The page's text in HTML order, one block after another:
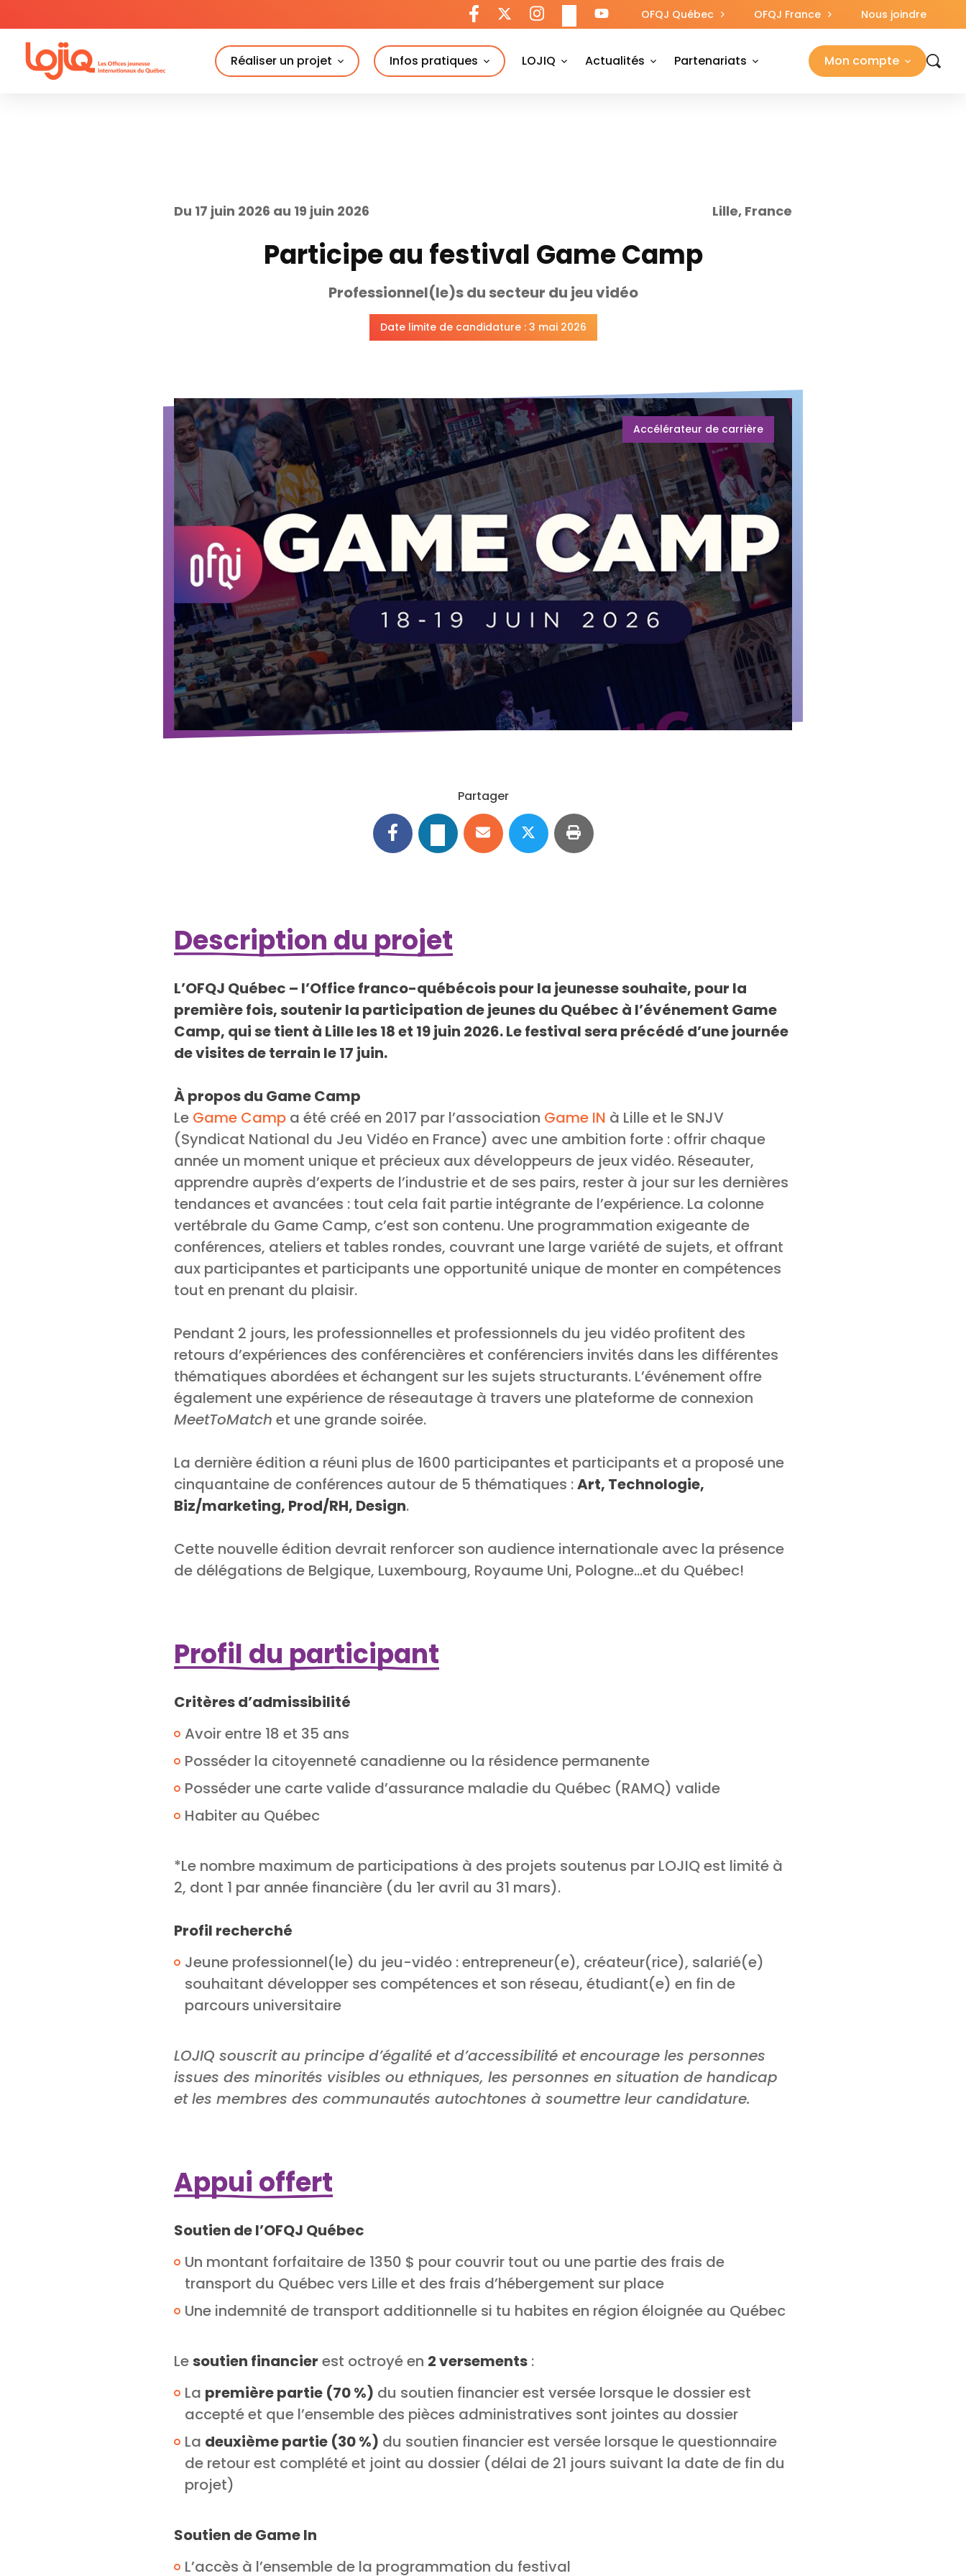
OFQJ Québec OFQJ France Nous joindre
Réaliser un projet Infos pratiques LOJIQ Actualités Partenariats Mon compte
to
content
Du 17 juin 2026 au 19 juin 2026 Lille, France
Participe au festival Game Camp
Professionnel(le)s du secteur du jeu vidéo
Date limite de candidature : 3 mai 2026
Accélérateur de carrière
Partager
Description du projet
L’OFQJ Québec – l’Office franco-québécois pour la jeunesse souhaite, pour la
première fois, soutenir la participation de jeunes du Québec à l’événement Game
Camp, qui se tient à Lille les 18 et 19 juin 2026. Le festival sera précédé d’une journée
de visites de terrain le 17 juin.
À propos du Game Camp
Le Game Camp a été créé en 2017 par l’association Game IN à Lille et le SNJV
(Syndicat National du Jeu Vidéo en France) avec une ambition forte : offrir chaque
année un moment unique et précieux aux développeurs de jeux vidéo. Réseauter,
apprendre auprès d’experts de l’industrie et de ses pairs, rester à jour sur les dernières
tendances et avancées : tout cela fait partie intégrante de l’expérience. La colonne
vertébrale du Game Camp, c’est son contenu. Une programmation exigeante de
conférences, ateliers et tables rondes, couvrant une large variété de sujets, et offrant
aux participantes et participants une opportunité unique de monter en compétences
tout en prenant du plaisir.
Pendant 2 jours, les professionnelles et professionnels du jeu vidéo profitent des
retours d’expériences des conférencières et conférenciers invités dans les différentes
thématiques abordées et échangent sur les sujets structurants. L’événement offre
également une expérience de réseautage à travers une plateforme de connexion
MeetToMatch et une grande soirée.
La dernière édition a réuni plus de 1600 participantes et participants et a proposé une
cinquantaine de conférences autour de 5 thématiques :Art, Technologie,
Biz/marketing, Prod/RH, Design.
Cette nouvelle édition devrait renforcer son audience internationale avec la présence
de délégations de Belgique, Luxembourg, Royaume Uni, Pologne…et du Québec!
Profil du participant
Critères d’admissibilité
Avoir entre 18 et 35 ans
Posséder la citoyenneté canadienne ou la résidence permanente
Posséder une carte valide d’assurance maladie du Québec (RAMQ) valide
Habiter au Québec
*Le nombre maximum de participations à des projets soutenus par LOJIQ est limité à
2, dont 1 par année financière (du 1er avril au 31 mars).
Profil recherché
Jeune professionnel(le) du jeu-vidéo : entrepreneur(e), créateur(rice), salarié(e)
souhaitant développer ses compétences et son réseau, étudiant(e) en fin de
parcours universitaire
LOJIQ souscrit au principe d’égalité et d’accessibilité et encourage les personnes
issues des minorités visibles ou ethniques, les personnes en situation de handicap
et les membres des communautés autochtones à soumettre leur candidature.
Appui offert
Soutien de l’OFQJ Québec
Un montant forfaitaire de 1350 $ pour couvrir tout ou une partie des frais de
transport du Québec vers Lille et des frais d’hébergement sur place
Une indemnité de transport additionnelle si tu habites en région éloignée au Québec
Lesoutien financier est octroyé en 2 versements :
La première partie (70 %) du soutien financier est versée lorsque le dossier est
accepté et que l’ensemble des pièces administratives sont jointes au dossier
La deuxième partie (30 %) du soutien financier est versée lorsque le questionnaire
de retour est complété et joint au dossier (délai de 21 jours suivant la date de fin du
projet)
Soutien de Game In
L’accès à l’ensemble de la programmation du festival